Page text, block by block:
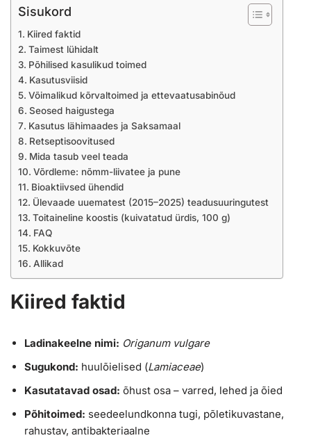
Sisukord
Kiired faktid
Taimest lühidalt
Põhilised kasulikud toimed
Kasutusviisid
Võimalikud kõrvaltoimed ja ettevaatusabinõud
Seosed haigustega
Kasutus lähimaades ja Saksamaal
Retseptisoovitused
Mida tasub veel teada
Võrdleme: nõmm-liivatee ja pune
Bioaktiivsed ühendid
Ülevaade uuematest (2015–2025) teadusuuringutest
Toitaineline koostis (kuivatatud ürdis, 100 g)
FAQ
Kokkuvõte
Allikad
Kiired faktid
Ladinakeelne nimi: Origanum vulgare
Sugukond: huulõielised (Lamiaceae)
Kasutatavad osad: õhust osa – varred, lehed ja õied
Põhitoimed: seedeelundkonna tugi, põletikuvastane,
rahustav, antibakteriaalne